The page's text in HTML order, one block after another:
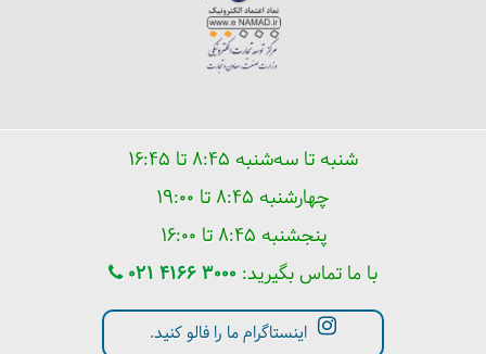
شنبه تا سه‌شنبه ۸:۴۵ تا ۱۶:۴۵
چهارشنبه ۸:۴۵ تا ۱۹:۰۰
پنجشنبه ۸:۴۵ تا ۱۶:۰۰
با ما تماس بگیرید: 021 4166 3000
اینستاگرام ما را فالو کنید.